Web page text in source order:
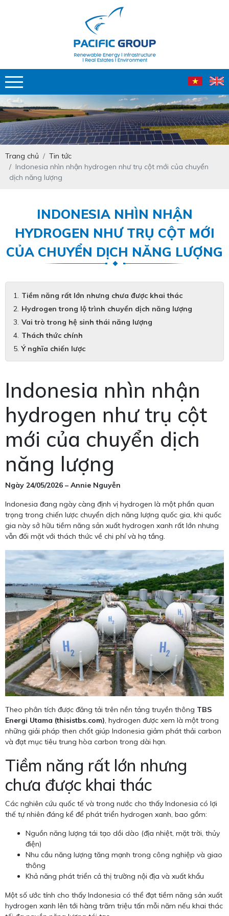
Trang chủ
Tin tức
Indonesia nhìn nhận hydrogen như trụ cột mới của chuyển
dịch năng lượng
INDONESIA NHÌN NHẬN
HYDROGEN NHƯ TRỤ CỘT MỚI
CỦA CHUYỂN DỊCH NĂNG LƯỢNG
Tiềm năng rất lớn nhưng chưa được khai thác
Hydrogen trong lộ trình chuyển dịch năng lượng
Vai trò trong hệ sinh thái năng lượng
Thách thức chính
Ý nghĩa chiến lược
Indonesia nhìn nhận
hydrogen như trụ cột
mới của chuyển dịch
năng lượng
Ngày 24/05/2026 – Annie Nguyễn
Indonesia đang ngày càng định vị hydrogen là một phần quan
trọng trong chiến lược chuyển dịch năng lượng quốc gia, khi quốc
gia này sở hữu tiềm năng sản xuất hydrogen xanh rất lớn nhưng
vẫn đối mặt với thách thức về chi phí và hạ tầng.
Theo phân tích được đăng tải trên nền tảng truyền thông TBS
Energi Utama (thisistbs.com), hydrogen được xem là một trong
những giải pháp then chốt giúp Indonesia giảm phát thải carbon
và đạt mục tiêu trung hòa carbon trong dài hạn.
Tiềm năng rất lớn nhưng
chưa được khai thác
Các nghiên cứu quốc tế và trong nước cho thấy Indonesia có lợi
thế tự nhiên đáng kể để phát triển hydrogen xanh, bao gồm:
Nguồn năng lượng tái tạo dồi dào (địa nhiệt, mặt trời, thủy
điện)
Nhu cầu năng lượng tăng mạnh trong công nghiệp và giao
thông
Khả năng phát triển cả thị trường nội địa và xuất khẩu
Một số ước tính cho thấy Indonesia có thể đạt tiềm năng sản xuất
hydrogen xanh lên tới hàng trăm triệu tấn mỗi năm nếu khai thác